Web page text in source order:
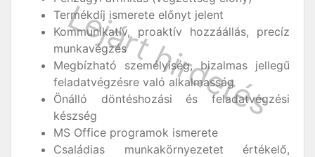
Termékdíj ismerete előnyt jelent
Kommunikatív, proaktív hozzáállás, precíz
munkavégzés
Megbízható személyiség, bizalmas jellegű
feladatvégzésre való alkalmasság
Önálló döntéshozási és feladatvégzési
készség
MS Office programok ismerete
Családias munkakörnyezetet értékelő,